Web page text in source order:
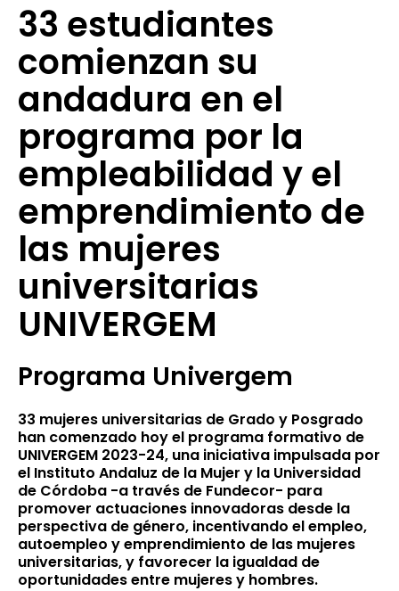
33 estudiantes
comienzan su
andadura en el
programa por la
empleabilidad y el
emprendimiento de
las mujeres
universitarias
UNIVERGEM
Programa Univergem
33 mujeres universitarias de Grado y Posgrado
han comenzado hoy el programa formativo de
UNIVERGEM 2023-24, una iniciativa impulsada por
el Instituto Andaluz de la Mujer y la Universidad
de Córdoba -a través de Fundecor- para
promover actuaciones innovadoras desde la
perspectiva de género, incentivando el empleo,
autoempleo y emprendimiento de las mujeres
universitarias, y favorecer la igualdad de
oportunidades entre mujeres y hombres.